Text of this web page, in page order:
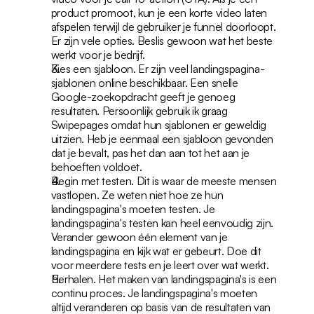
product promoot, kun je een korte video laten
afspelen terwijl de gebruiker je funnel doorloopt.
Er zijn vele opties. Beslis gewoon wat het beste
werkt voor je bedrijf.
Kies een sjabloon. Er zijn veel landingspagina-
sjablonen online beschikbaar. Een snelle
Google-zoekopdracht geeft je genoeg
resultaten. Persoonlijk gebruik ik graag
Swipepages omdat hun sjablonen er geweldig
uitzien. Heb je eenmaal een sjabloon gevonden
dat je bevalt, pas het dan aan tot het aan je
behoeften voldoet.
Begin met testen. Dit is waar de meeste mensen
vastlopen. Ze weten niet hoe ze hun
landingspagina's moeten testen. Je
landingspagina's testen kan heel eenvoudig zijn.
Verander gewoon één element van je
landingspagina en kijk wat er gebeurt. Doe dit
voor meerdere tests en je leert over wat werkt.
Herhalen. Het maken van landingspagina's is een
continu proces. Je landingspagina's moeten
altijd veranderen op basis van de resultaten van